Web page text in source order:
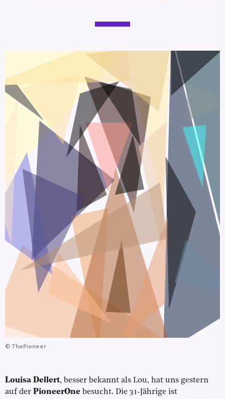
© ThePioneer
Louisa Dellert, besser bekannt als Lou, hat uns gestern
auf der PioneerOne besucht. Die 31-Jährige ist